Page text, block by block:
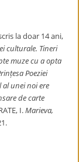
la doar 14 ani,
culturale. Tineri
muze cu a opta
Poeziei
unei noi ere
de carte
I.Marieva,